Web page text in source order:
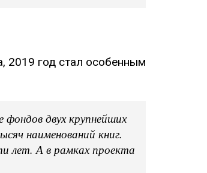
2019 год стал особенным
фондов двух крупнейших
наименований книг.
лет. А в рамках проекта